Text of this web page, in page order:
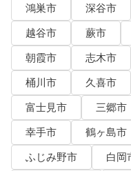
鴻巣市
深谷市
越谷市
蕨市
朝霞市
志木市
桶川市
久喜市
富士見市
三郷市
幸手市
鶴ヶ島市
ふじみ野市
白岡